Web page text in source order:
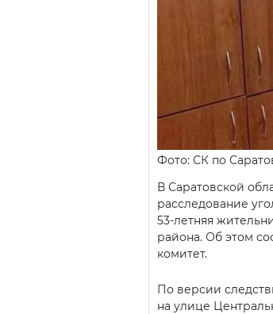
Фото: СК по
В Саратовской
расследование
53-летняя
района. Об этом
комитет.
По версии
на улице